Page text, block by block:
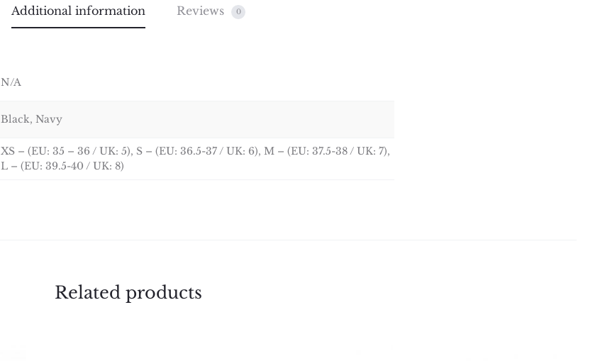
Additional information Reviews 0
N/A
Black, Navy
XS – (EU: 35 – 36 / UK: 5), S – (EU: 36.5-37 / UK: 6), M – (EU: 37.5-38 / UK: 7),
L – (EU: 39.5-40 / UK: 8)
Related products